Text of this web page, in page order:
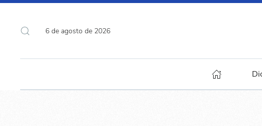
6 de agosto de 2026